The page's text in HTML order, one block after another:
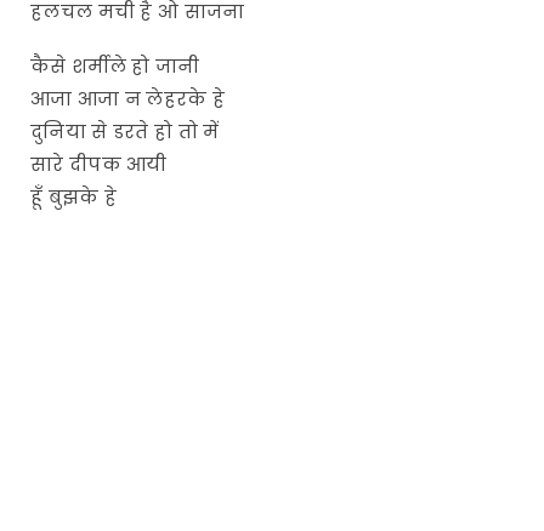
हलचल मची है ओ साजना
कैसे शर्मीले हो जानी
आजा आजा न लेहरके हे
दुनिया से डरते हो तो में
सारे दीपक आयी
हूँ बुझके हे